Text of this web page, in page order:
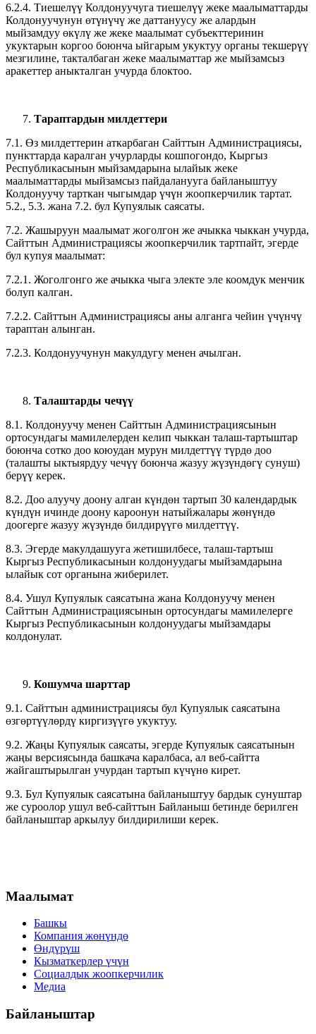
6.2.4. Тиешелүү Колдонуучуга тиешелүү жеке маалыматтарды
Колдонуучунун өтүнүчү же даттануусу же алардын
мыйзамдуу өкүлү же жеке маалымат субъекттеринин
укуктарын коргоо боюнча ыйгарым укуктуу органы текшерүү
мезгилине, такталбаган жеке маалыматтар же мыйзамсыз
аракеттер аныкталган учурда блоктоо.
Тараптардын милдеттери
7.1. Өз милдеттерин аткарбаган Сайттын Администрациясы,
пункттарда каралган учурларды кошпогондо, Кыргыз
Республикасынын мыйзамдарына ылайык жеке
маалыматтарды мыйзамсыз пайдаланууга байланыштуу
Колдонуучу тарткан чыгымдар үчүн жоопкерчилик тартат.
5.2., 5.3. жана 7.2. бул Купуялык саясаты.
7.2. Жашыруун маалымат жоголгон же ачыкка чыккан учурда,
Сайттын Администрациясы жоопкерчилик тартпайт, эгерде
бул купуя маалымат:
7.2.1. Жоголгонго же ачыкка чыга электе эле коомдук менчик
болуп калган.
7.2.2. Сайттын Администрациясы аны алганга чейин үчүнчү
тараптан алынган.
7.2.3. Колдонуучунун макулдугу менен ачылган.
Талаштарды чечүү
8.1. Колдонуучу менен Сайттын Администрациясынын
ортосундагы мамилелерден келип чыккан талаш-тартыштар
боюнча сотко доо коюудан мурун милдеттүү түрдө доо
(талашты ыктыярдуу чечүү боюнча жазуу жүзүндөгү сунуш)
берүү керек.
8.2. Доо алуучу доону алган күндөн тартып 30 календардык
күндүн ичинде доону кароонун натыйжалары жөнүндө
доогерге жазуу жүзүндө билдирүүгө милдеттүү.
8.3. Эгерде макулдашууга жетишилбесе, талаш-тартыш
Кыргыз Республикасынын колдонуудагы мыйзамдарына
ылайык сот органына жиберилет.
8.4. Ушул Купуялык саясатына жана Колдонуучу менен
Сайттын Администрациясынын ортосундагы мамилелерге
Кыргыз Республикасынын колдонуудагы мыйзамдары
колдонулат.
Кошумча шарттар
9.1. Сайттын администрациясы бул Купуялык саясатына
өзгөртүүлөрдү киргизүүгө укуктуу.
9.2. Жаңы Купуялык саясаты, эгерде Купуялык саясатынын
жаңы версиясында башкача каралбаса, ал веб-сайтта
жайгаштырылган учурдан тартып күчүнө кирет.
9.3. Бул Купуялык саясатына байланыштуу бардык сунуштар
же суроолор ушул веб-сайттын Байланыш бетинде берилген
байланыштар аркылуу билдирилиши керек.
Маалымат
Башкы
Компания жөнүндө
Өндүрүш
Кызматкерлер үчүн
Социалдык жоопкерчилик
Медиа
Байланыштар